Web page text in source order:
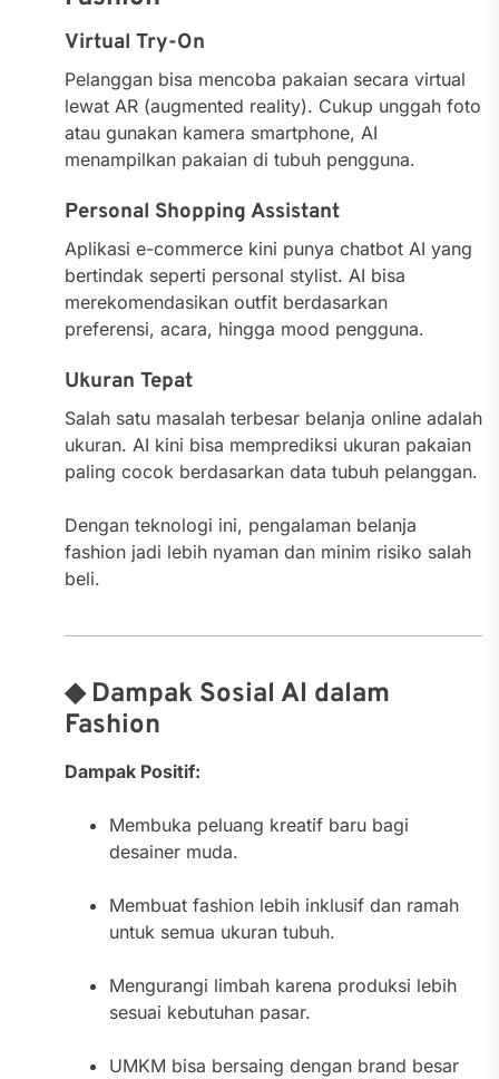
Virtual Try-On
Pelanggan bisa mencoba pakaian secara virtual
lewat AR (augmented reality). Cukup unggah foto
atau gunakan kamera smartphone, AI
menampilkan pakaian di tubuh pengguna.
Personal Shopping Assistant
Aplikasi e-commerce kini punya chatbot AI yang
bertindak seperti personal stylist. AI bisa
merekomendasikan outfit berdasarkan
preferensi, acara, hingga mood pengguna.
Ukuran Tepat
Salah satu masalah terbesar belanja online adalah
ukuran. AI kini bisa memprediksi ukuran pakaian
paling cocok berdasarkan data tubuh pelanggan.
Dengan teknologi ini, pengalaman belanja
fashion jadi lebih nyaman dan minim risiko salah
beli.
◆ Dampak Sosial AI dalam
Fashion
Dampak Positif:
Membuka peluang kreatif baru bagi
desainer muda.
Membuat fashion lebih inklusif dan ramah
untuk semua ukuran tubuh.
Mengurangi limbah karena produksi lebih
sesuai kebutuhan pasar.
UMKM bisa bersaing dengan brand besar